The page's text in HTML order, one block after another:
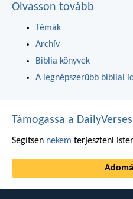
Olvasson tovább
Témák
Archív
Biblia könyvek
A legnépszerűbb bibliai
Támogassa a
Segítsen nekem terjeszteni